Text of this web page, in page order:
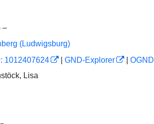
–
(Ludwigsburg)
1012407624 GND-Explorer OGND
Lisa